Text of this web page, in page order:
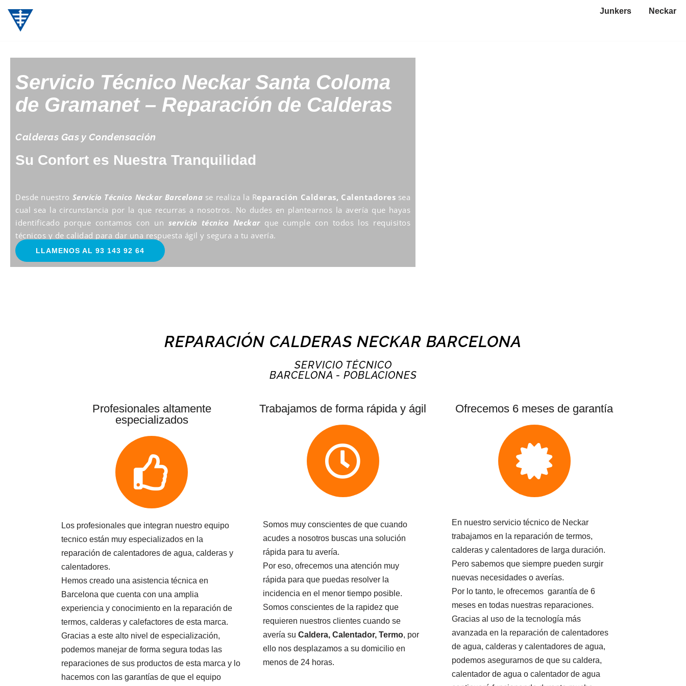
Saltar
contenido
Junkers Neckar
Servicio Técnico Neckar Santa Coloma
de Gramanet – Reparación de Calderas
Calderas Gas y Condensación
Su Confort es Nuestra Tranquilidad
Desde nuestro Servicio Técnico Neckar Barcelona se realiza la Reparación Calderas, Calentadores sea
cual sea la circunstancia por la que recurras a nosotros. No dudes en plantearnos la avería que hayas
identificado porque contamos con un servicio técnico Neckarque cumple con todos los requisitos
técnicos y de calidad para dar una respuesta ágil y segura a tu avería.
LLAMENOS AL 93 143 92 64
REPARACIÓN CALDERAS NECKAR BARCELONA
SERVICIO TÉCNICO
BARCELONA - POBLACIONES
Profesionales altamente
especializados
Los profesionales que integran nuestro equipo
tecnico están muy especializados en la
reparación de calentadores de agua, calderas y
calentadores.
Hemos creado una asistencia técnica en
Barcelona que cuenta con una amplia
experiencia y conocimiento en la reparación de
termos, calderas y calefactores de esta marca.
Gracias a este alto nivel de especialización,
podemos manejar de forma segura todas las
reparaciones de sus productos de esta marca y lo
hacemos con las garantías de que el equipo
Trabajamos de forma rápida y ágil
Somos muy conscientes de que cuando
acudes a nosotros buscas una solución
rápida para tu avería.
Por eso, ofrecemos una atención muy
rápida para que puedas resolver la
incidencia en el menor tiempo posible.
Somos conscientes de la rapidez que
requieren nuestros clientes cuando se
avería su Caldera, Calentador, Termo, por
ello nos desplazamos a su domicilio en
menos de 24 horas.
Ofrecemos 6 meses de garantía
En nuestro servicio técnico de Neckar
trabajamos en la reparación de termos,
calderas y calentadores de larga duración.
Pero sabemos que siempre pueden surgir
nuevas necesidades o averías.
Por lo tanto, le ofrecemos garantía de 6
meses en todas nuestras reparaciones.
Gracias al uso de la tecnología más
avanzada en la reparación de calentadores
de agua, calderas y calentadores de agua,
podemos asegurarnos de que su caldera,
calentador de agua o calentador de agua